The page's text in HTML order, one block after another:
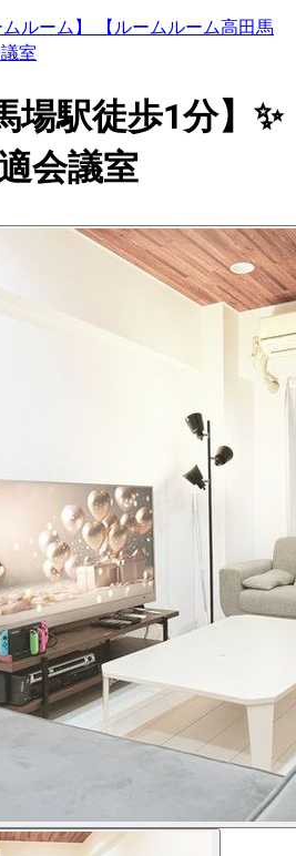
ルーム】 【ルームルーム高田馬
室
場駅徒歩1分】✨
会議室